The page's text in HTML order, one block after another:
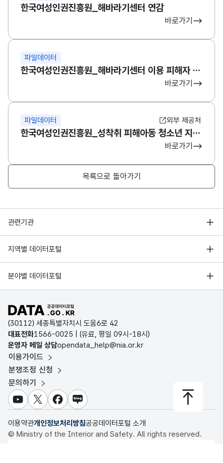
한국여성인권진흥원_해바라기센터 연감
바로가기
파일데이터
한국여성인권진흥원_해바라기센터 이용 피해자 관련 현황
바로가기
파일데이터 외부 제공처
한국여성인권진흥원_성착취 피해아동 청소년 지원센터 연차보고서
바로가기
목록으로 돌아가기
관련기관
행정안전부
한국지능정보사회진흥원
국가정보자원관리원
지역별 데이터포털
서울 열린데이터광장
경기데이터드림
D-데이터허브
인천데이터포털
울산광역시 데이터포털
전남광주통합특별시 빅데이터 플랫폼
대전광역시 데이터포털
세종특별자치시 데이터포털
충청북도 데이터허브
분야별 데이터포털
기상자료개방포털
국토교통부 공간정보오픈플랫폼
환경부 환경데이터포털
문화데이터광장
농림축산식품 공공데이터포털
보건의료빅데이터개방시스템
식품의약품안전처 데이터포털
교육통계서비스
공공데이터포털 바로가기
(30112) 세종특별자치시 도움6로 42
대표전화1566-0025 | (유료, 평일 09시-18시)
운영자 메일 상담opendata_help@nia.or.kr
이용가이드
분쟁조정 신청
문의하기
유튜브X 페이스북
블로그
이용약관개인정보처리방침공공데이터포털 소개
© Ministry of the Interior and Safety. All rights reserved.